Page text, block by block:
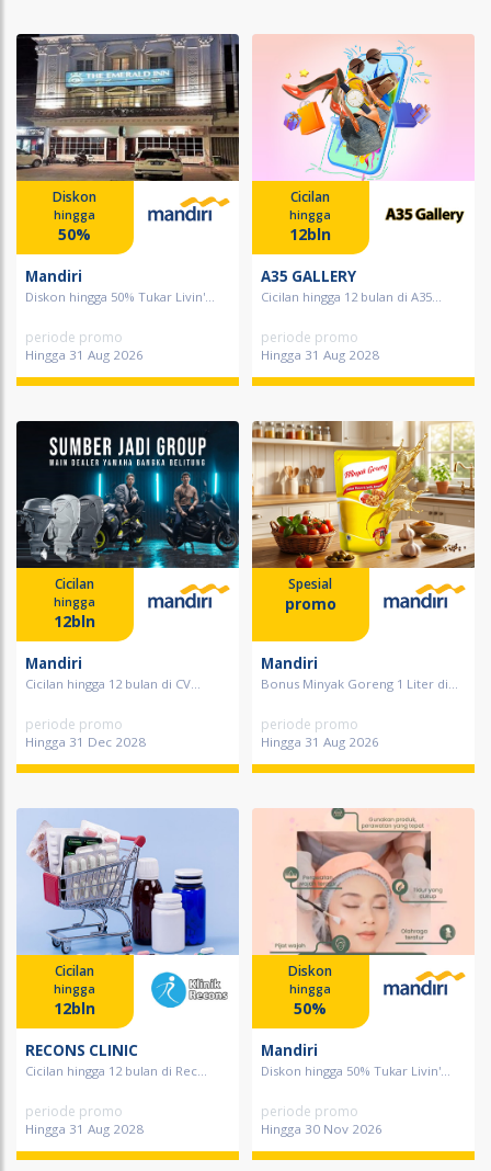
Diskon
hingga
50%
Mandiri
Diskon hingga 50% Tukar Livin'...
periode promo
Hingga 31 Aug 2026
Cicilan
hingga
12bln
A35 GALLERY
Cicilan hingga 12 bulan di A35...
periode promo
Hingga 31 Aug 2028
Cicilan
hingga
12bln
Mandiri
Cicilan hingga 12 bulan di CV...
periode promo
Hingga 31 Dec 2028
Spesial
promo
Mandiri
Bonus Minyak Goreng 1 Liter di...
periode promo
Hingga 31 Aug 2026
Cicilan
hingga
12bln
RECONS CLINIC
Cicilan hingga 12 bulan di Rec...
periode promo
Hingga 31 Aug 2028
Diskon
hingga
50%
Mandiri
Diskon hingga 50% Tukar Livin'...
periode promo
Hingga 30 Nov 2026